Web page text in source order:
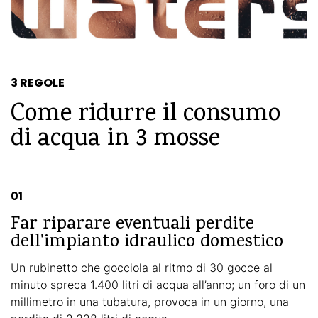
3 REGOLE
Come ridurre il consumo
di acqua in 3 mosse
01
Far riparare eventuali perdite
dell'impianto idraulico domestico
Un rubinetto che gocciola al ritmo di 30 gocce al
minuto spreca 1.400 litri di acqua all’anno; un foro di un
millimetro in una tubatura, provoca in un giorno, una